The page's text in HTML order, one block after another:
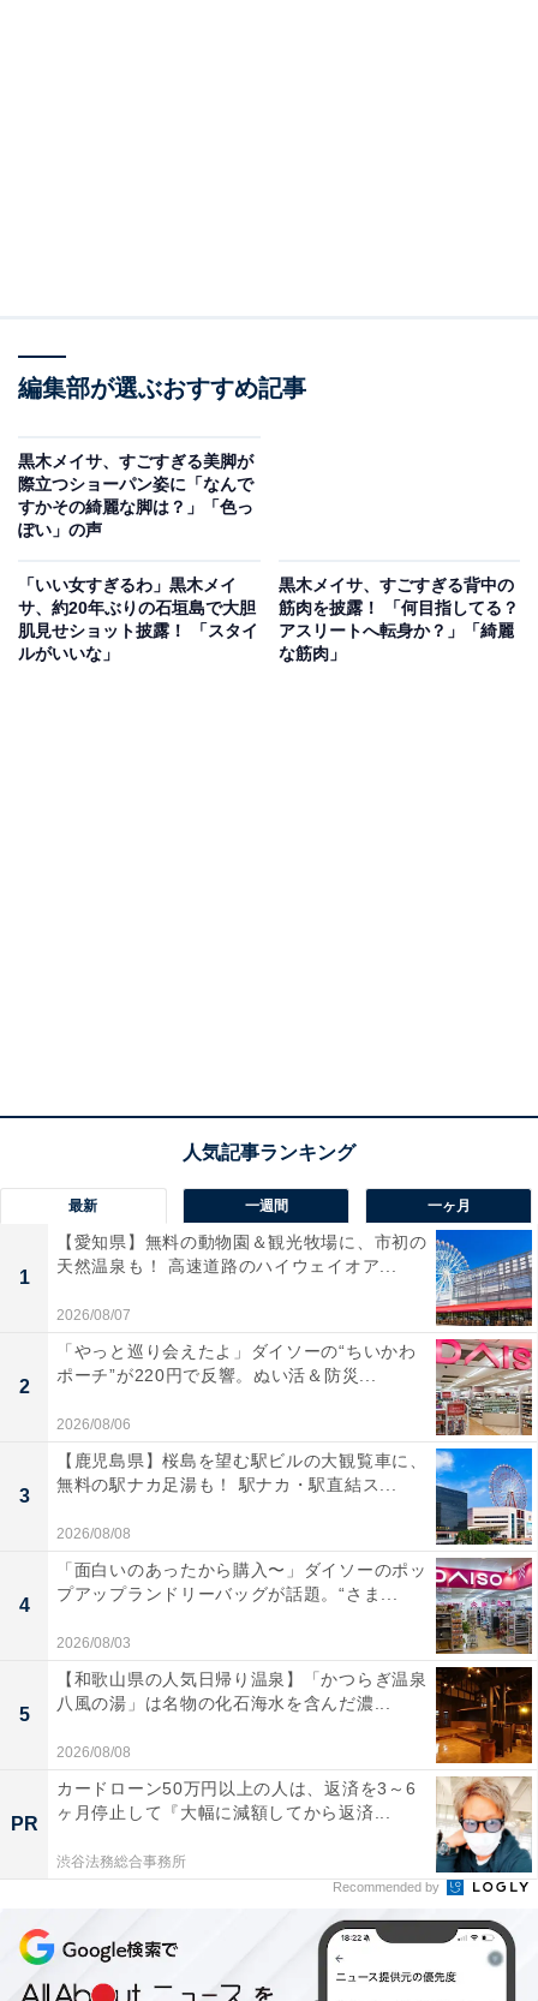
編集部が選ぶおすすめ記事
黒木メイサ、すごすぎる美脚が
際立つショーパン姿に「なんで
すかその綺麗な脚は？」「色っ
ぽい」の声
「いい女すぎるわ」黒木メイ
サ、約20年ぶりの石垣島で大胆
肌見せショット披露！ 「スタイ
ルがいいな」
黒木メイサ、すごすぎる背中の
筋肉を披露！ 「何目指してる？
アスリートへ転身か？」「綺麗
な筋肉」
最新 一週間 一ヶ月
1
【愛知県】無料の動物園＆観光牧場に、市初の
天然温泉も！ 高速道路のハイウェイオア...
2026/08/07
2
「やっと巡り会えたよ」ダイソーの“ちいかわ
ポーチ”が220円で反響。ぬい活＆防災...
2026/08/06
3
【鹿児島県】桜島を望む駅ビルの大観覧車に、
無料の駅ナカ足湯も！ 駅ナカ・駅直結ス...
2026/08/08
4
「面白いのあったから購入〜」ダイソーのポッ
プアップランドリーバッグが話題。“さま...
2026/08/03
5
【和歌山県の人気日帰り温泉】「かつらぎ温泉
八風の湯」は名物の化石海水を含んだ濃...
2026/08/08
PR
カードローン50万円以上の人は、返済を3～6
ヶ月停止して『大幅に減額してから返済...
渋谷法務総合事務所
Recommended by